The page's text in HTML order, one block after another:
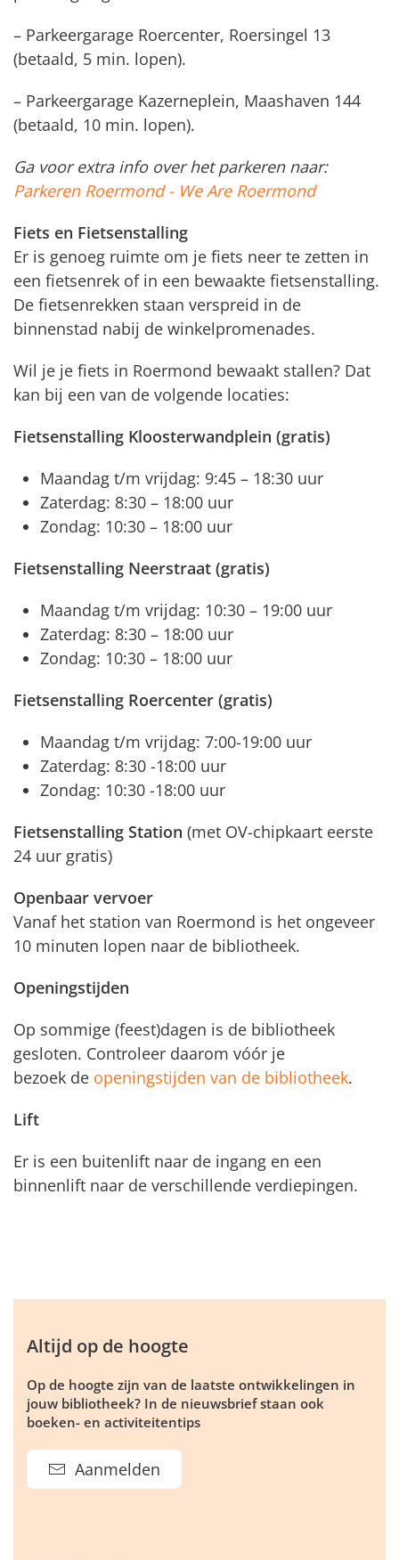
– Parkeergarage Roercenter, Roersingel 13
(betaald, 5 min. lopen).
– Parkeergarage Kazerneplein, Maashaven 144
(betaald, 10 min. lopen).
Ga voor extra info over het parkeren naar:
Parkeren Roermond - We Are Roermond
Fiets en Fietsenstalling
Er is genoeg ruimte om je fiets neer te zetten in
een fietsenrek of in een bewaakte fietsenstalling.
De fietsenrekken staan verspreid in de
binnenstad nabij de winkelpromenades.
Wil je je fiets in Roermond bewaakt stallen? Dat
kan bij een van de volgende locaties:
Fietsenstalling Kloosterwandplein (gratis)
Maandag t/m vrijdag: 9:45 – 18:30 uur
Zaterdag: 8:30 – 18:00 uur
Zondag: 10:30 – 18:00 uur
Fietsenstalling Neerstraat (gratis)
Maandag t/m vrijdag: 10:30 – 19:00 uur
Zaterdag: 8:30 – 18:00 uur
Zondag: 10:30 – 18:00 uur
Fietsenstalling Roercenter (gratis)
Maandag t/m vrijdag: 7:00-19:00 uur
Zaterdag: 8:30 -18:00 uur
Zondag: 10:30 -18:00 uur
Fietsenstalling Station (met OV-chipkaart eerste
24 uur gratis)
Openbaar vervoer
Vanaf het station van Roermond is het ongeveer
10 minuten lopen naar de bibliotheek.
Openingstijden
Op sommige (feest)dagen is de bibliotheek
gesloten. Controleer daarom vóór je
bezoek de openingstijden van de bibliotheek.
Lift
Er is een buitenlift naar de ingang en een
binnenlift naar de verschillende verdiepingen.
Altijd op de hoogte
Op de hoogte zijn van de laatste ontwikkelingen in
jouw bibliotheek? In de nieuwsbrief staan ook
boeken- en activiteitentips
Aanmelden